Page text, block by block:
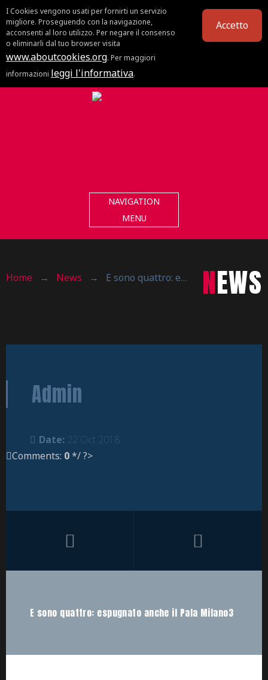
I Cookies vengono usati per fornirti un servizio
migliore. Proseguendo con la navigazione,
acconsenti al loro utilizzo. Per negare il consenso
o eliminarli dal tuo browser visita
www.aboutcookies.org. Per maggiori
informazioni leggi l'informativa.
Accetto
NAVIGATION
MENU
Home → News → E sono quattro: espugnato anche il Pala Milano3 NEWS
Admin
Date: 22 Oct 2018
Comments: 0*/ ?>
E sono quattro: espugnato anche il Pala Milano3